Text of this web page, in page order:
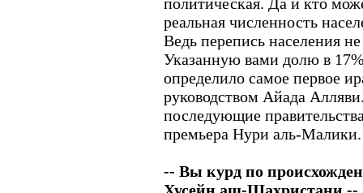
реальная численность
Ведь перепись населения
Указанную вами долю в
определило самое первое
руководством Айада
последующие
премьера Нури аль-Малики.
-- Вы курд по